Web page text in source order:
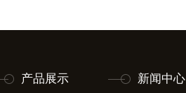
产品展示 新闻中心